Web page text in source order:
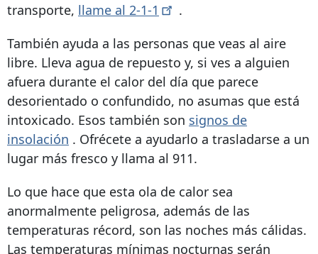
transporte, llame al 2-1-1
.
También ayuda a las personas que veas al aire
libre. Lleva agua de repuesto y, si ves a alguien
afuera durante el calor del día que parece
desorientado o confundido, no asumas que está
intoxicado. Esos también son signos de
insolación . Ofrécete a ayudarlo a trasladarse a un
lugar más fresco y llama al 911.
Lo que hace que esta ola de calor sea
anormalmente peligrosa, además de las
temperaturas récord, son las noches más cálidas.
Las temperaturas mínimas nocturnas serán